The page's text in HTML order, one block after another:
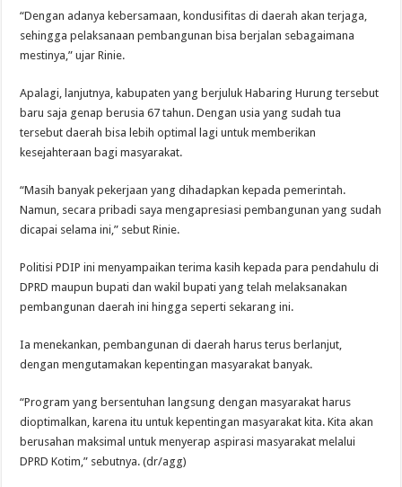
“Dengan adanya kebersamaan, kondusifitas di daerah akan terjaga,
sehingga pelaksanaan pembangunan bisa berjalan sebagaimana
mestinya,” ujar Rinie.
Apalagi, lanjutnya, kabupaten yang berjuluk Habaring Hurung tersebut
baru saja genap berusia 67 tahun. Dengan usia yang sudah tua
tersebut daerah bisa lebih optimal lagi untuk memberikan
kesejahteraan bagi masyarakat.
“Masih banyak pekerjaan yang dihadapkan kepada pemerintah.
Namun, secara pribadi saya mengapresiasi pembangunan yang sudah
dicapai selama ini,” sebut Rinie.
Politisi PDIP ini menyampaikan terima kasih kepada para pendahulu di
DPRD maupun bupati dan wakil bupati yang telah melaksanakan
pembangunan daerah ini hingga seperti sekarang ini.
Ia menekankan, pembangunan di daerah harus terus berlanjut,
dengan mengutamakan kepentingan masyarakat banyak.
“Program yang bersentuhan langsung dengan masyarakat harus
dioptimalkan, karena itu untuk kepentingan masyarakat kita. Kita akan
berusahan maksimal untuk menyerap aspirasi masyarakat melalui
DPRD Kotim,” sebutnya. (dr/agg)